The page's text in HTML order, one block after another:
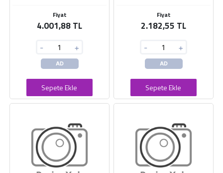
Fiyat
4.001,88 TL
- +
AD
Sepete Ekle
Fiyat
2.182,55 TL
- +
AD
Sepete Ekle